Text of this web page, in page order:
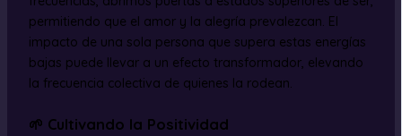
permitiendo que el amor y la alegría prevalezcan. El
impacto de una sola persona que supera estas energías
bajas puede llevar a un efecto transformador, elevando
la frecuencia colectiva de quienes la rodean.
🌱 Cultivando la Positividad